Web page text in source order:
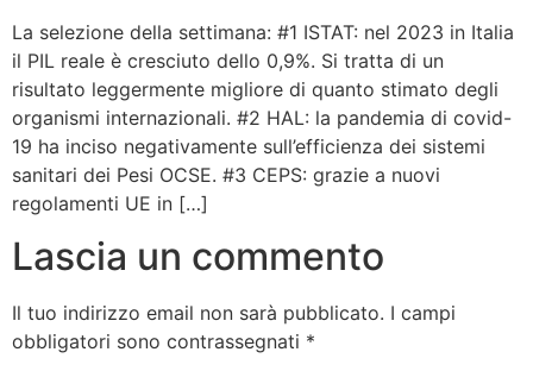
Bandolo
Connessioni
Fondazione CERM
La selezione della settimana: #1 ISTAT: nel 2023 in Italia
il PIL reale è cresciuto dello 0,9%. Si tratta di un
risultato leggermente migliore di quanto stimato degli
organismi internazionali. #2 HAL: la pandemia di covid-
19 ha inciso negativamente sull’efficienza dei sistemi
sanitari dei Pesi OCSE. #3 CEPS: grazie a nuovi
regolamenti UE in […]
Lascia un commento
Il tuo indirizzo email non sarà pubblicato. I campi
obbligatori sono contrassegnati *